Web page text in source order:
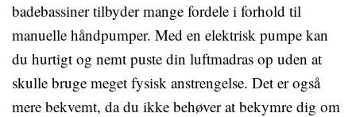
badebassiner tilbyder mange fordele i forhold til
manuelle håndpumper. Med en elektrisk pumpe kan
du hurtigt og nemt puste din luftmadras op uden at
skulle bruge meget fysisk anstrengelse. Det er også
mere bekvemt, da du ikke behøver at bekymre dig om